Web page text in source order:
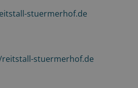
stuermerhof.de
stuermerhof.de